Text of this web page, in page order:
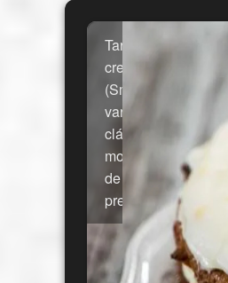
Tarta de
crema agria
(Smetannik):
variantes
clásicas y
modernas
de
preparación